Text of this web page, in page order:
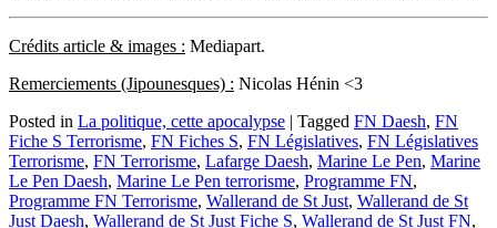
Crédits article & images : Mediapart.
Remerciements (Jipounesques) : Nicolas Hénin <3
Posted in La politique, cette apocalypse | Tagged FN Daesh, FN
Fiche S Terrorisme, FN Fiches S, FN Législatives, FN Législatives
Terrorisme, FN Terrorisme, Lafarge Daesh, Marine Le Pen, Marine
Le Pen Daesh, Marine Le Pen terrorisme, Programme FN,
Programme FN Terrorisme, Wallerand de St Just, Wallerand de St
Just Daesh, Wallerand de St Just Fiche S, Wallerand de St Just FN,